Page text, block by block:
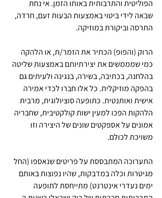
הפוליטית והתרבותית באותו הזמן. אי נחת
שבאה לידי ביטוי באמצעות הבעות זעם, חרדה,
התרסה וביקורת במוזיקה.
הרוק (והפופ) הכתיר את הזמר/ת, או הלהקה
כמי שמממשים את יצירתיותם באמצעות שליטה
בהלחנה, בכתיבה, בשירה, בנגינה ולעיתים גם
בהפקה מוזיקלית. כל אלו חברו לכדי אמירה
אישית ואותנטית. כתופעה סוציולוגית, מרבית
הלהקות הפכו למעין ישות קולקטיבית, שחבריה
אמונים על אספקטים שונים של היצירה וזו
משויכת לכולם.
התערוכה המתבססת על פריטים שנאספו (החל
מגיטרות וכלה במדבקות, שהיו נפוצות באותם
ימים נעדרי אינטרנט) מתייחסת לתופעה